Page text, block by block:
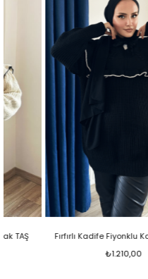
Fırfırlı Kadife Fiyonklu Kazak SİYAH